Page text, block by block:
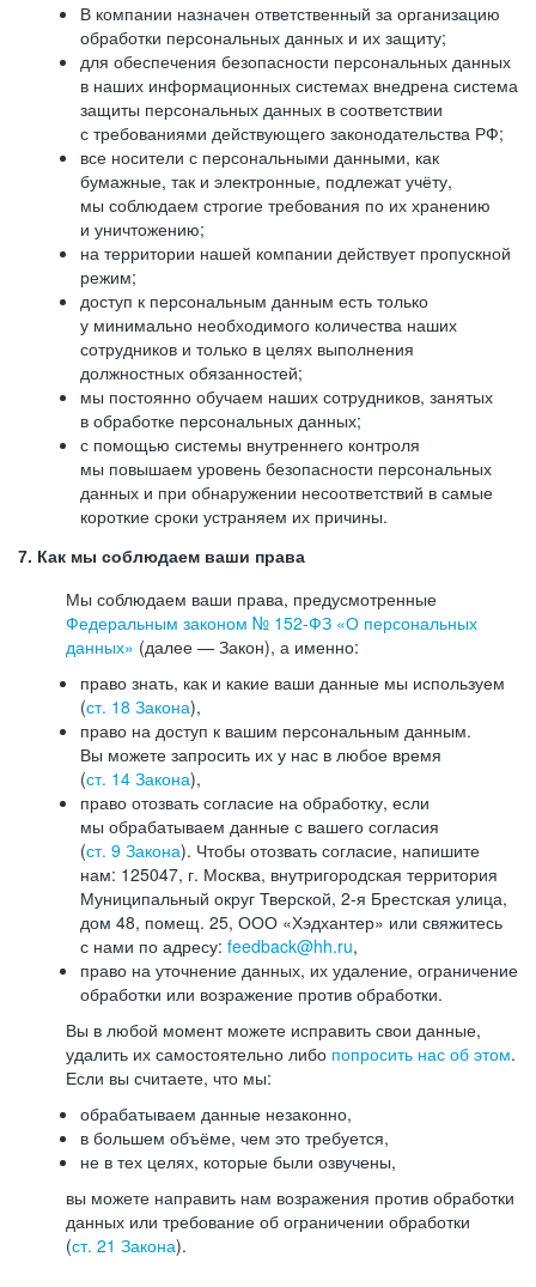
В компании назначен ответственный за организацию
обработки персональных данных и их защиту;
для обеспечения безопасности персональных данных
в наших информационных системах внедрена система
защиты персональных данных в соответствии
с требованиями действующего законодательства РФ;
все носители с персональными данными, как
бумажные, так и электронные, подлежат учёту,
мы соблюдаем строгие требования по их хранению
и уничтожению;
на территории нашей компании действует пропускной
режим;
доступ к персональным данным есть только
у минимально необходимого количества наших
сотрудников и только в целях выполнения
должностных обязанностей;
мы постоянно обучаем наших сотрудников, занятых
в обработке персональных данных;
с помощью системы внутреннего контроля
мы повышаем уровень безопасности персональных
данных и при обнаружении несоответствий в самые
короткие сроки устраняем их причины.
7. Как мы соблюдаем ваши права
Мы соблюдаем ваши права, предусмотренные
Федеральным законом № 152-ФЗ «О персональных
данных» (далее — Закон), а именно:
право знать, как и какие ваши данные мы используем
(ст. 18 Закона),
право на доступ к вашим персональным данным.
Вы можете запросить их у нас в любое время
(ст. 14 Закона),
право отозвать согласие на обработку, если
мы обрабатываем данные с вашего согласия
(ст. 9 Закона). Чтобы отозвать согласие, напишите
нам: 125047, г. Москва, внутригородская территория
Муниципальный округ Тверской, 2-я Брестская улица,
дом 48, помещ. 25, ООО «Хэдхантер» или свяжитесь
с нами по адресу: feedback@hh.ru,
право на уточнение данных, их удаление, ограничение
обработки или возражение против обработки.
Вы в любой момент можете исправить свои данные,
удалить их самостоятельно либо попросить нас об этом.
Если вы считаете, что мы:
обрабатываем данные незаконно,
в большем объёме, чем это требуется,
не в тех целях, которые были озвучены,
вы можете направить нам возражения против обработки
данных или требование об ограничении обработки
(ст. 21 Закона).